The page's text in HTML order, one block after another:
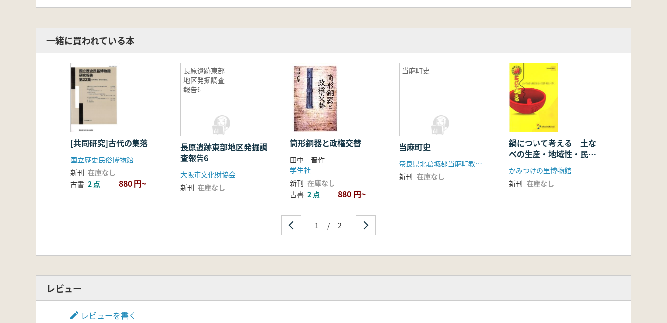
一緒に買われている本
[共同研究]古代の集落
国立歴史民俗博物館
新刊 在庫なし
古書 2 点 880 円~
長原遺跡東部
地区発掘調査
報告6
長原遺跡東部地区発掘調
査報告6
大阪市文化財協会
新刊 在庫なし
筒形銅器と政権交替
田中 晋作
学生社
新刊 在庫なし
古書 2 点 880 円~
当麻町史
当麻町史
奈良県北葛城郡当麻町教育委員会
新刊 在庫なし
鍋について考える 土な
べの生産・地域性・民俗
からさぐる室町・戦国と
いう時代
かみつけの里博物館
新刊 在庫なし
1 / 2
レビュー
レビューを書く